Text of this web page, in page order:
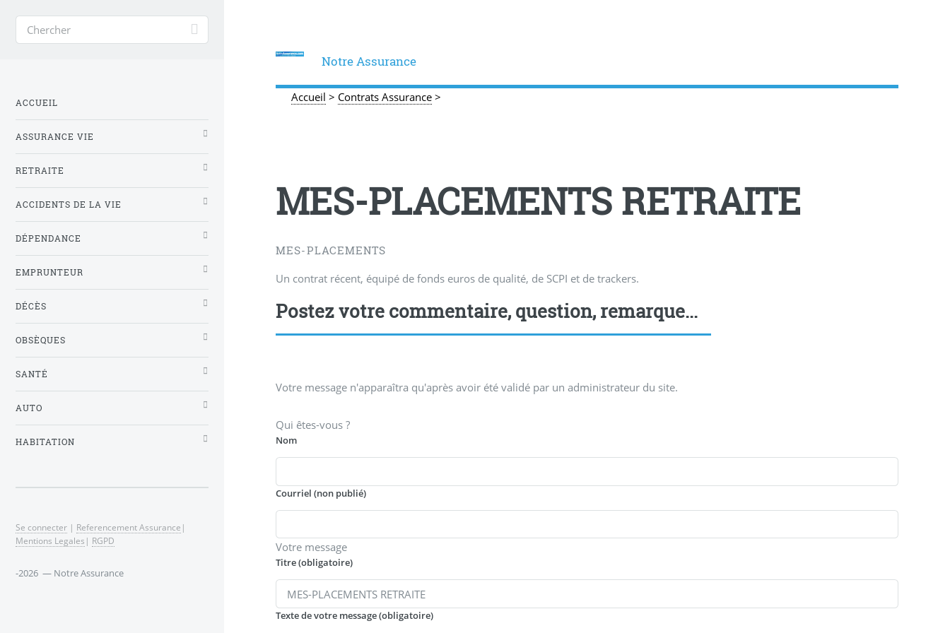
Notre Assurance
Accueil > Contrats Assurance>
MES-PLACEMENTS RETRAITE
MES-PLACEMENTS
Un contrat récent, équipé de fonds euros de qualité, de SCPI et de trackers.
Postez votre commentaire, question, remarque...
Votre message n'apparaîtra qu'après avoir été validé par un administrateur du site.
Qui êtes-vous ?
Nom
Courriel (non publié)
Votre message
Titre (obligatoire)
Texte de votre message (obligatoire)
ACCUEIL
ASSURANCE VIE
RETRAITE
ACCIDENTS DE LA VIE
DÉPENDANCE
EMPRUNTEUR
DÉCÈS
OBSÈQUES
SANTÉ
AUTO
HABITATION
Se connecter | Referencement Assurance |
Mentions Legales | RGPD
-2026 — Notre Assurance